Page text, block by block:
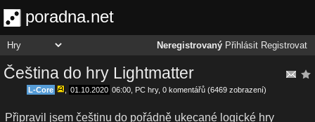
poradna.net
Neregistrovaný Přihlásit Registrovat
Čeština do hry Lightmatter
L-Core 01.10.2020 06:00 PC hry, 0 komentářů (6469 zobrazení)
Připravil jsem češtinu do pořádně ukecané logické hry